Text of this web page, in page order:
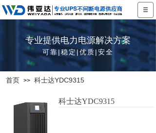
专业提供电力电源解决方案
可靠|稳定|优质|安全
首页 >> 科士达YDC9315
科士达YDC9315